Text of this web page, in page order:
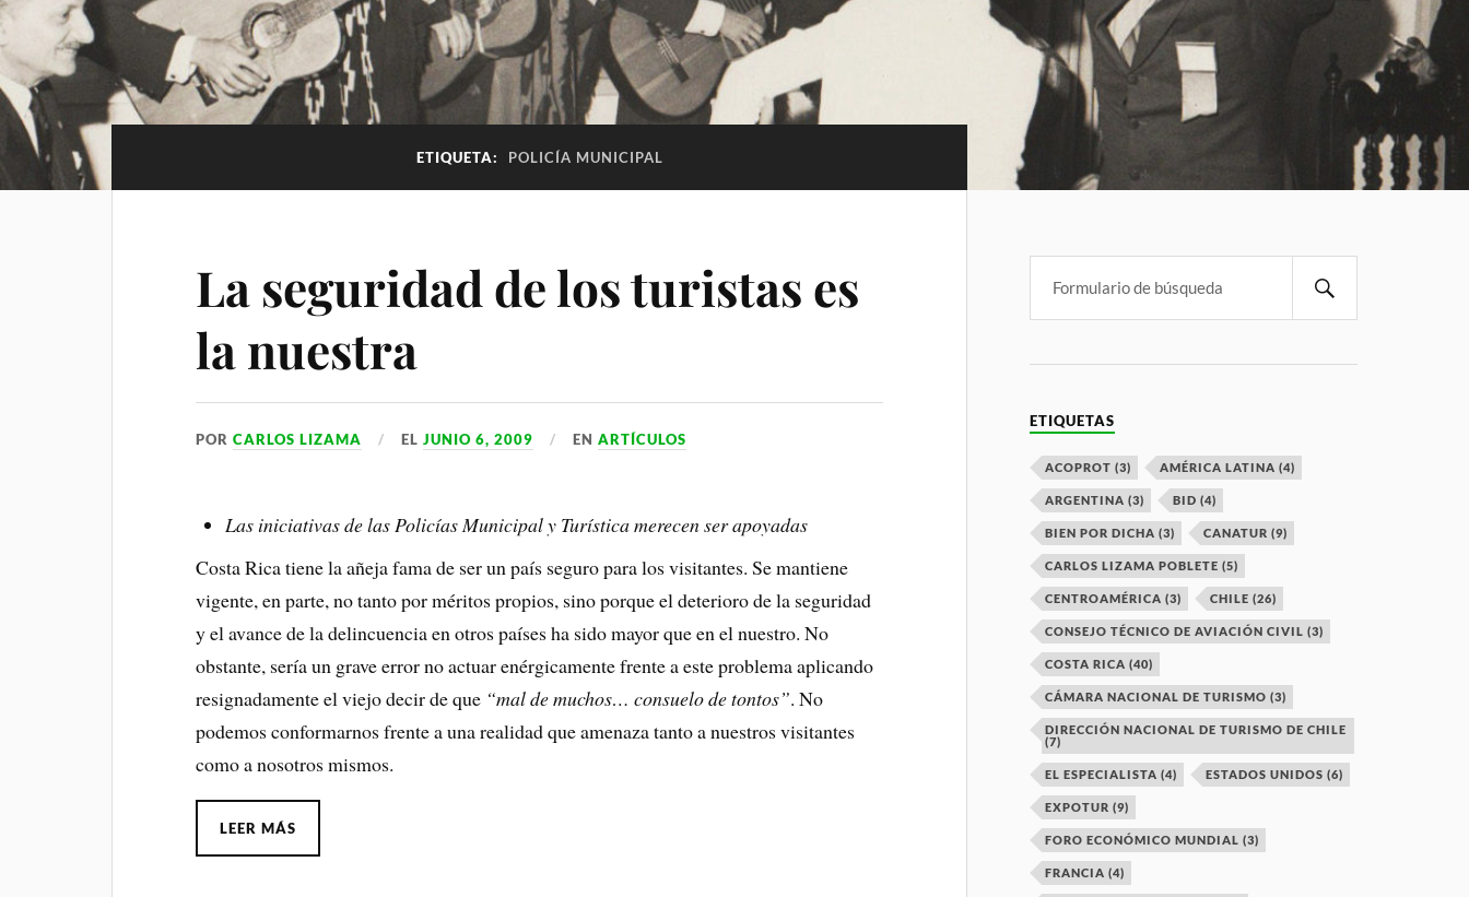
ETIQUETA: POLICÍA MUNICIPAL
La seguridad de los turistas es
la nuestra
PORCARLOS LIZAMA ELJUNIO 6, 2009 ENARTÍCULOS
Las iniciativas de las Policías Municipal y Turística merecen ser apoyadas
Costa Rica tiene la añeja fama de ser un país seguro para los visitantes. Se mantiene
vigente, en parte, no tanto por méritos propios, sino porque el deterioro de la seguridad
y el avance de la delincuencia en otros países ha sido mayor que en el nuestro. No
obstante, sería un grave error no actuar enérgicamente frente a este problema aplicando
resignadamente el viejo decir de que “mal de muchos… consuelo de tontos”. No
podemos conformarnos frente a una realidad que amenaza tanto a nuestros visitantes
como a nosotros mismos.
LEER MÁS
ETIQUETAS
ACOPROT (3) AMÉRICA LATINA (4)
ARGENTINA (3) BID (4)
BIEN POR DICHA (3) CANATUR (9)
CARLOS LIZAMA POBLETE (5)
CENTROAMÉRICA (3) CHILE (26)
CONSEJO TÉCNICO DE AVIACIÓN CIVIL (3)
COSTA RICA (40)
CÁMARA NACIONAL DE TURISMO (3)
DIRECCIÓN NACIONAL DE TURISMO DE CHILE
(7)
EL ESPECIALISTA (4) ESTADOS UNIDOS (6)
EXPOTUR (9)
FORO ECONÓMICO MUNDIAL (3)
FRANCIA (4)
pa
m
m
p
a
r
i